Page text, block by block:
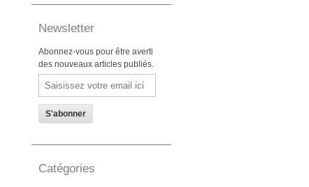
Newsletter
Abonnez-vous pour être averti
des nouveaux articles publiés.
Email
Catégories